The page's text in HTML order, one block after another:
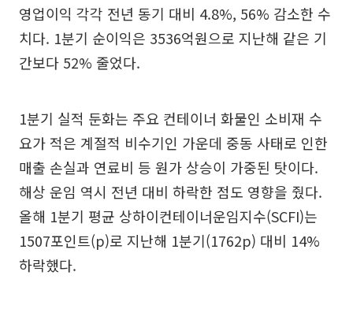
영업이익 각각 전년 동기 대비 4.8%, 56% 감소한 수
치다. 1분기 순이익은 3536억원으로 지난해 같은 기
간보다 52% 줄었다.
1분기 실적 둔화는 주요 컨테이너 화물인 소비재 수
요가 적은 계절적 비수기인 가운데 중동 사태로 인한
매출 손실과 연료비 등 원가 상승이 가중된 탓이다.
해상 운임 역시 전년 대비 하락한 점도 영향을 줬다.
올해 1분기 평균 상하이컨테이너운임지수(SCFI)는
1507포인트(p)로 지난해 1분기(1762p) 대비 14%
하락했다.